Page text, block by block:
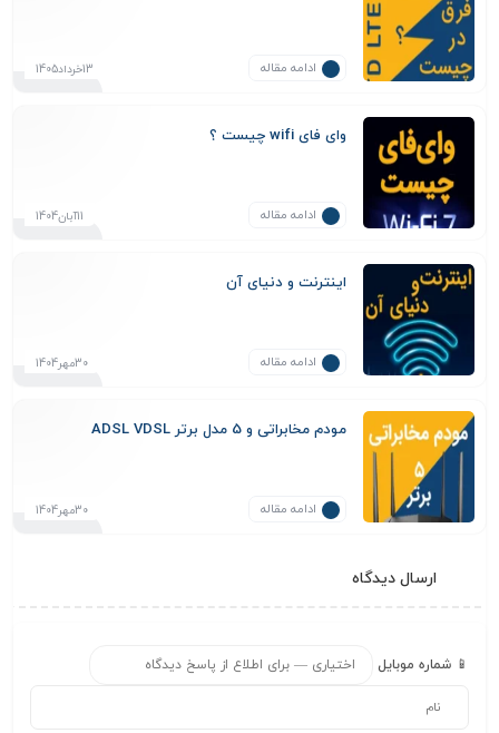
ادامه مقاله 13خرداد1405
وای فای wifi چیست ؟
ادامه مقاله 11آبان1404
اینترنت و دنیای آن
ادامه مقاله 30مهر1404
مودم مخابراتی و 5 مدل برتر ADSL VDSL
ادامه مقاله 30مهر1404
ارسال دیدگاه
📱 شماره موبایل